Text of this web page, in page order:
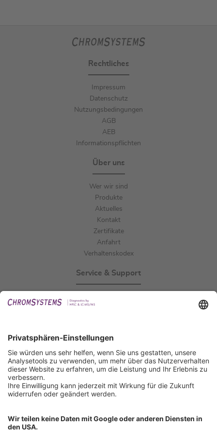
Rechtliches
Impressum
Datenschutz
Nutzungsbedingungen
AGB
AEB
Informationspflichten
Über uns
Wer wir sind
Produkte
Aktuelles
Kontakt
Zertifikate
Anfahrt
Verhaltenskodex
Service & Support
IFU anfordern
Zertifizierungen
ISO 9001 Zertifikat